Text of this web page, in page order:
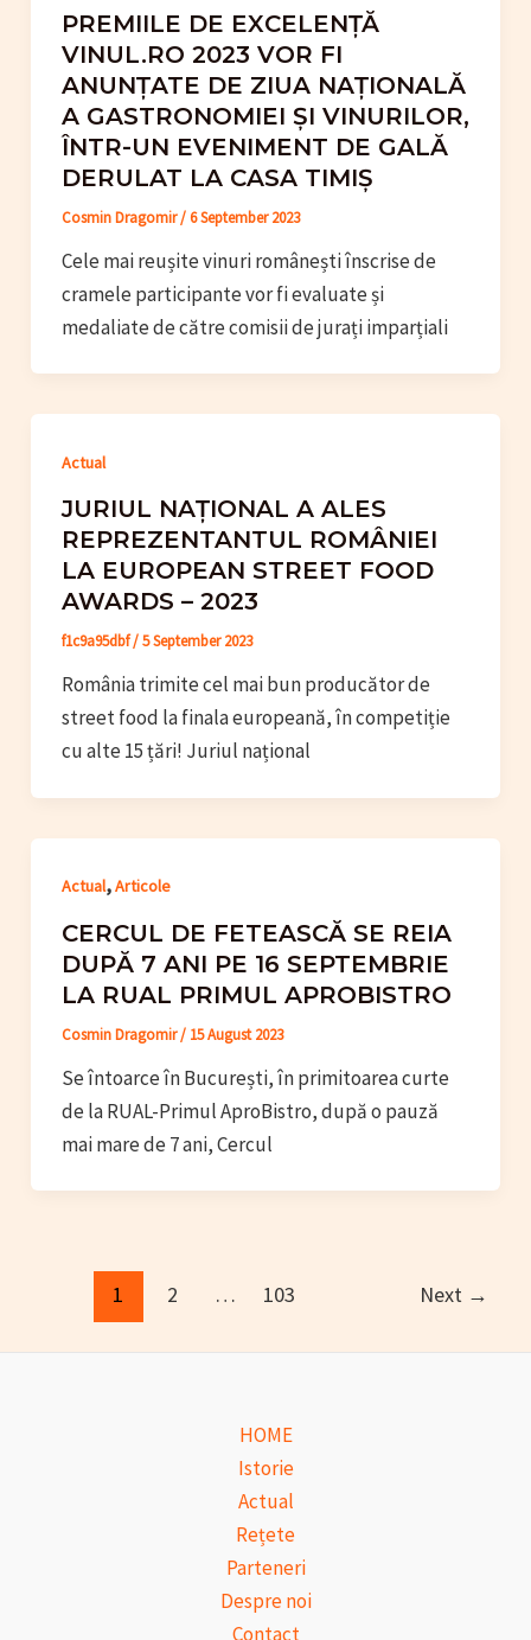
PREMIILE DE EXCELENȚĂ
VINUL.RO 2023 VOR FI
ANUNȚATE DE ZIUA NAȚIONALĂ
A GASTRONOMIEI ȘI VINURILOR,
ÎNTR-UN EVENIMENT DE GALĂ
DERULAT LA CASA TIMIȘ
Cosmin Dragomir/6 September 2023
Cele mai reușite vinuri românești înscrise de
cramele participante vor fi evaluate și
medaliate de către comisii de jurați imparțiali
Actual
JURIUL NAȚIONAL A ALES
REPREZENTANTUL ROMÂNIEI
LA EUROPEAN STREET FOOD
AWARDS – 2023
f1c9a95dbf/5 September 2023
România trimite cel mai bun producător de
street food la finala europeană, în competiție
cu alte 15 țări! Juriul național
Actual,Articole
CERCUL DE FETEASCĂ SE REIA
DUPĂ 7 ANI PE 16 SEPTEMBRIE
LA RUAL PRIMUL APROBISTRO
Cosmin Dragomir/ 15 August 2023
Se întoarce în București, în primitoarea curte
de la RUAL-Primul AproBistro, după o pauză
mai mare de 7 ani, Cercul
pagination
1 2 … 103 Next →
HOME
Istorie
Actual
Rețete
Parteneri
Despre noi
Contact